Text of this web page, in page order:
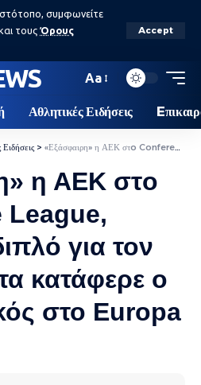
συμφωνείτε
τους Όρους
Accept
Aa
Αθλητικές Ειδήσεις
> «Εξάσφαιρη» η ΑΕΚ στo Conference League, σπουδαίο διπλό για τον ΠΑΟΚ, δεν τα κατάφερε ο Παναθηναϊκός στο Europa League
η ΑΕΚ στo
League,
για τον
κατάφερε ο
στο Europa